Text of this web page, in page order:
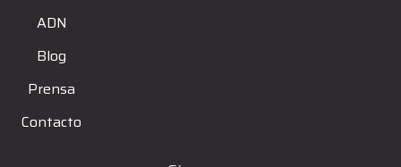
ADN
Blog
Prensa
Contacto